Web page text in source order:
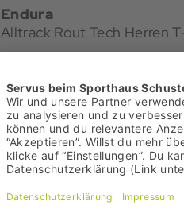
Endura
Alltrack Rout Tech Herren
Bestpreis: 54,95 €
UVP: 70,00 €